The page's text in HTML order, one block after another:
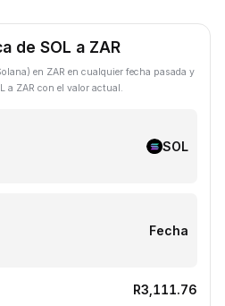
de SOL a ZAR
en ZAR en cualquier fecha pasada y
a ZAR con el valor actual.
SOL
Fecha
R3,111.76